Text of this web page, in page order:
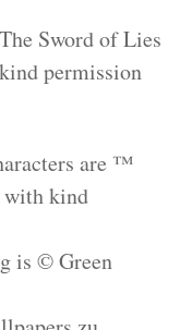
Sword of Lies
permission
are ™
with kind
is © Green